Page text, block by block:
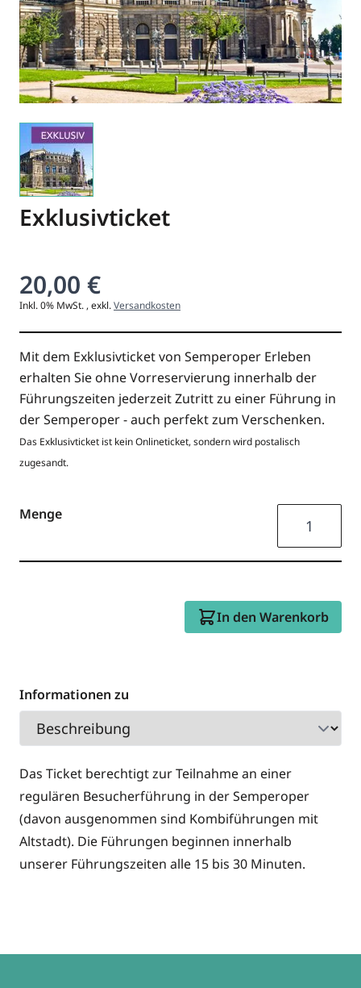
Exklusivticket
20,00 €
Inkl. 0% MwSt., exkl.Versandkosten
Mit dem Exklusivticket von Semperoper Erleben
erhalten Sie ohne Vorreservierung innerhalb der
Führungszeiten jederzeit Zutritt zu einer Führung in
der Semperoper - auch perfekt zum Verschenken.
Das Exklusivticket ist kein Onlineticket, sondern wird postalisch
zugesandt.
Menge
In den Warenkorb
Informationen zu
Das Ticket berechtigt zur Teilnahme an einer
regulären Besucherführung in der Semperoper
(davon ausgenommen sind Kombiführungen mit
Altstadt). Die Führungen beginnen innerhalb
unserer Führungszeiten alle 15 bis 30 Minuten.